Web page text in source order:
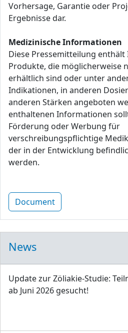
Vorhersage, Garantie oder
Ergebnisse dar.
Medizinische Informationen
Diese Pressemitteilung
Produkte, die möglicherweise
erhältlich sind oder unter
Indikationen, in anderen
anderen Stärken angeboten
enthaltenen Informationen
Förderung oder Werbung für
verschreibungspflichtige
der in der Entwicklung
werden.
Document
News
Update zur Zöliakie-Studie:
ab Juni 2026 gesucht!